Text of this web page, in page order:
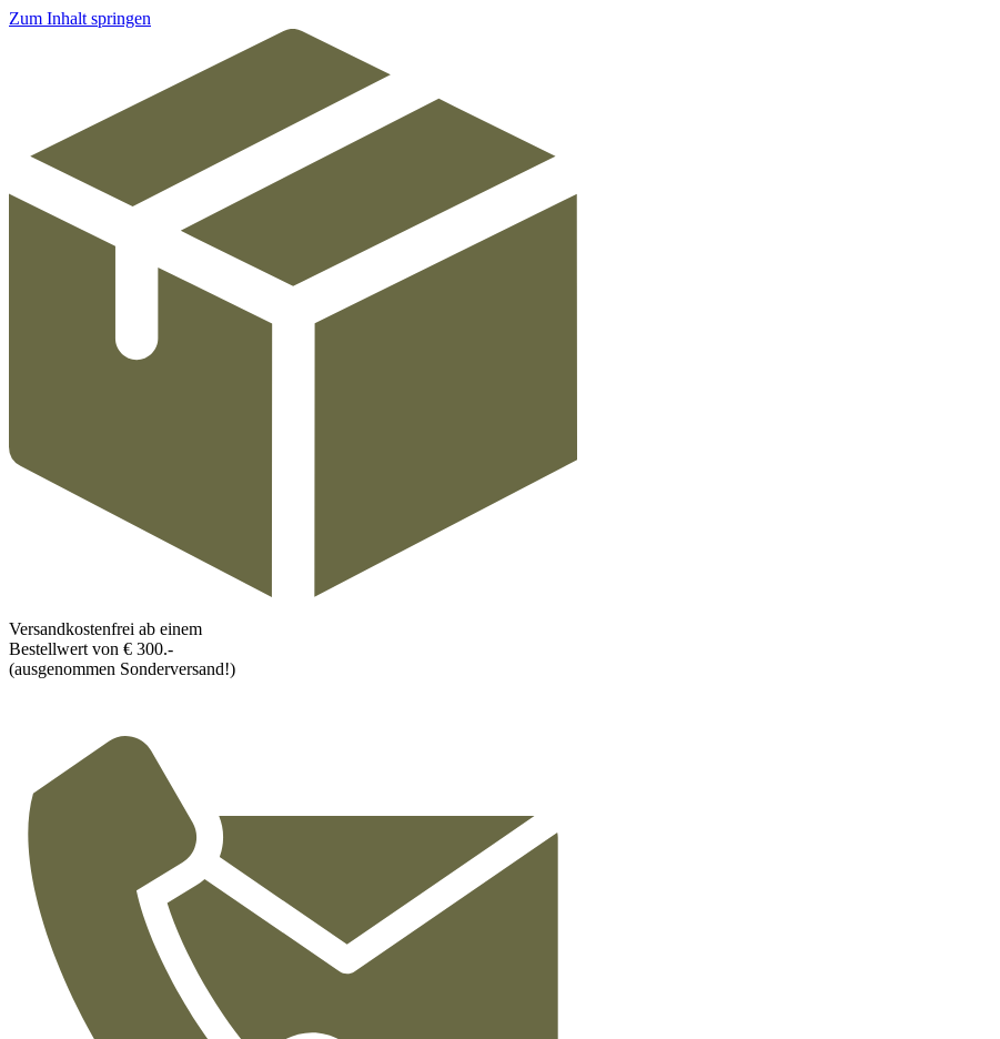
Zum Inhalt springen
Versandkostenfrei ab einem
Bestellwert von € 300.-
(ausgenommen Sonderversand!)